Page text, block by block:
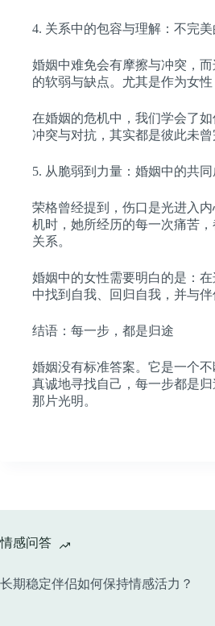
4. 关系中的包容与理解：不完
婚姻中难免会有摩擦与冲突，
的软弱与缺点。尤其是作为女
在婚姻的危机中，我们学会了
冲突与对抗，其实都是彼此未
5. 从脆弱到力量：婚姻中的共同
荣格曾经提到，伤口是光进入
机时，她所经历的每一次痛苦
关系。
婚姻中的女性需要明白的是：
中找到自我、回归自我，并与
结语：每一步，都是归途
婚姻没有标准答案。它是一个
真诚地寻找自己，每一步都是
那片光明。
情感问答
长期稳定伴侣如何保持情感活力？